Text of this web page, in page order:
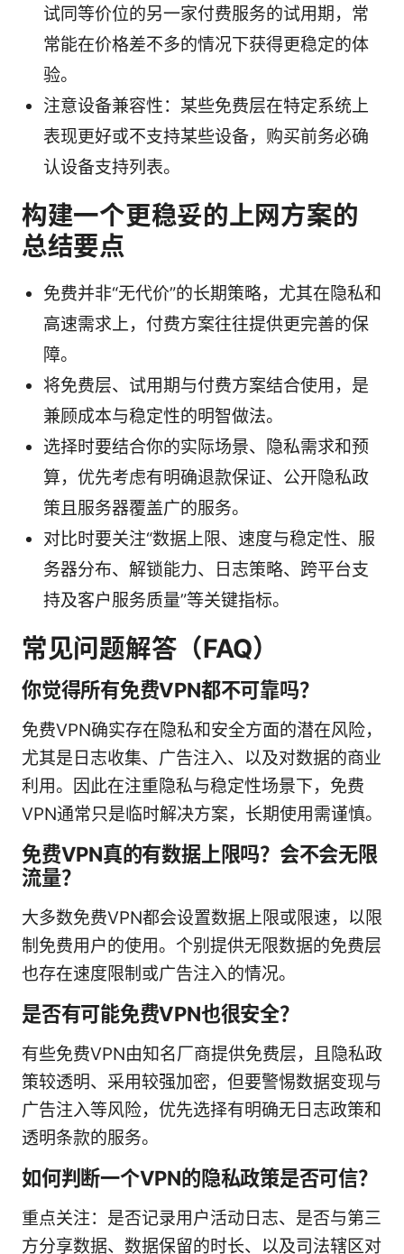
试同等价位的另一家付费服务的试用期，常
常能在价格差不多的情况下获得更稳定的体
验。
注意设备兼容性：某些免费层在特定系统上
表现更好或不支持某些设备，购买前务必确
认设备支持列表。
构建一个更稳妥的上网方案的
总结要点
免费并非“无代价”的长期策略，尤其在隐私和
高速需求上，付费方案往往提供更完善的保
障。
将免费层、试用期与付费方案结合使用，是
兼顾成本与稳定性的明智做法。
选择时要结合你的实际场景、隐私需求和预
算，优先考虑有明确退款保证、公开隐私政
策且服务器覆盖广的服务。
对比时要关注“数据上限、速度与稳定性、服
务器分布、解锁能力、日志策略、跨平台支
持及客户服务质量”等关键指标。
常见问题解答（FAQ）
你觉得所有免费VPN都不可靠吗？
免费VPN确实存在隐私和安全方面的潜在风险，
尤其是日志收集、广告注入、以及对数据的商业
利用。因此在注重隐私与稳定性场景下，免费
VPN通常只是临时解决方案，长期使用需谨慎。
免费VPN真的有数据上限吗？会不会无限
流量？
大多数免费VPN都会设置数据上限或限速，以限
制免费用户的使用。个别提供无限数据的免费层
也存在速度限制或广告注入的情况。
是否有可能免费VPN也很安全？
有些免费VPN由知名厂商提供免费层，且隐私政
策较透明、采用较强加密，但要警惕数据变现与
广告注入等风险，优先选择有明确无日志政策和
透明条款的服务。
如何判断一个VPN的隐私政策是否可信？
重点关注：是否记录用户活动日志、是否与第三
方分享数据、数据保留的时长、以及司法辖区对